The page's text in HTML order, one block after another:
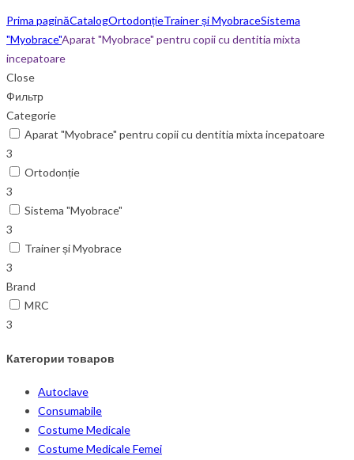
Prima paginăCatalogOrtodonțieTrainer și MyobraceSistema
"Myobrace"Aparat "Myobrace" pentru copii cu dentitia mixta
incepatoare
Close
Фильтр
Categorie
Aparat "Myobrace" pentru copii cu dentitia mixta incepatoare
3
Ortodonție
3
Sistema "Myobrace"
3
Trainer și Myobrace
3
Brand
MRC
3
Категории товаров
Autoclave
Consumabile
Costume Medicale
Costume Medicale Femei